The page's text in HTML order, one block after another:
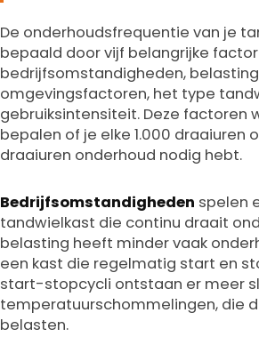
De onderhoudsfrequentie van je
bepaald door vijf belangrijke
bedrijfsomstandigheden,
omgevingsfactoren, het type
gebruiksintensiteit. Deze factoren
bepalen of je elke 1.000 draaiuren
draaiuren onderhoud nodig hebt.
Bedrijfsomstandigheden spelen
tandwielkast die continu draait
belasting heeft minder vaak
een kast die regelmatig start en
start-stopcycli ontstaan er meer
temperatuurschommelingen, die
belasten.